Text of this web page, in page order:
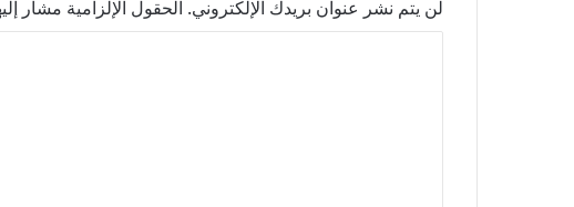
لن يتم نشر عنوان بريدك الإلكتروني. الحقول الإلزامية مشار